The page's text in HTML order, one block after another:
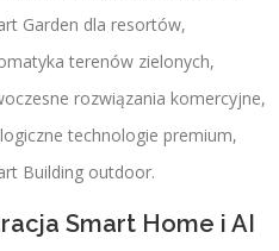
Garden dla resortów,
terenów zielonych,
rozwiązania komercyjne,
technologie premium,
Building outdoor.
Smart Home i AI